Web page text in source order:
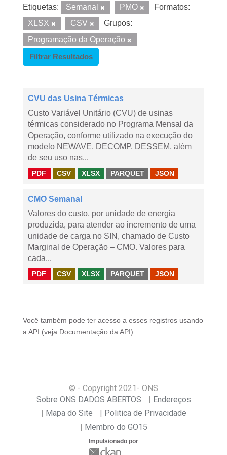
Etiquetas: Semanal PMO
Formatos:
XLSX
CSV
Grupos:
Programação da Operação
Filtrar Resultados
CVU das Usina Térmicas
Custo Variável Unitário (CVU) de usinas
térmicas considerado no Programa Mensal da
Operação, conforme utilizado na execução do
modelo NEWAVE, DECOMP, DESSEM, além
de seu uso nas...
PDF CSV XLSX PARQUET JSON
CMO Semanal
Valores do custo, por unidade de energia
produzida, para atender ao incremento de uma
unidade de carga no SIN, chamado de Custo
Marginal de Operação – CMO. Valores para
cada...
PDF CSV XLSX PARQUET JSON
Você também pode ter acesso a esses registros usando
a API (veja Documentação da API ).
© - Copyright 2021 - ONS
Sobre ONS DADOS ABERTOS
Endereços
Mapa do Site
Politica de Privacidade
Membro do GO15
Impulsionado por